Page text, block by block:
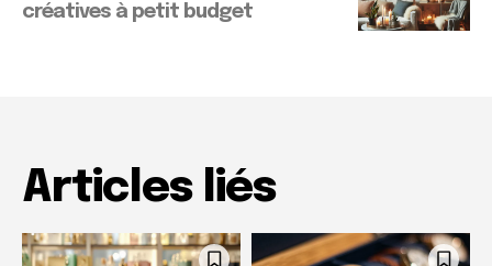
créatives à petit budget
Articles liés